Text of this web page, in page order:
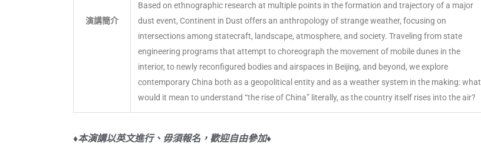
演講簡介
Based on ethnographic research at multiple points in the formation and trajectory of a major
dust event, Continent in Dust offers an anthropology of strange weather, focusing on
intersections among statecraft, landscape, atmosphere, and society. Traveling from state
engineering programs that attempt to choreograph the movement of mobile dunes in the
interior, to newly reconfigured bodies and airspaces in Beijing, and beyond, we explore
contemporary China both as a geopolitical entity and as a weather system in the making: what
would it mean to understand “the rise of China” literally, as the country itself rises into the air?
♦本演講以英文進行、毋須報名，歡迎自由參加♦